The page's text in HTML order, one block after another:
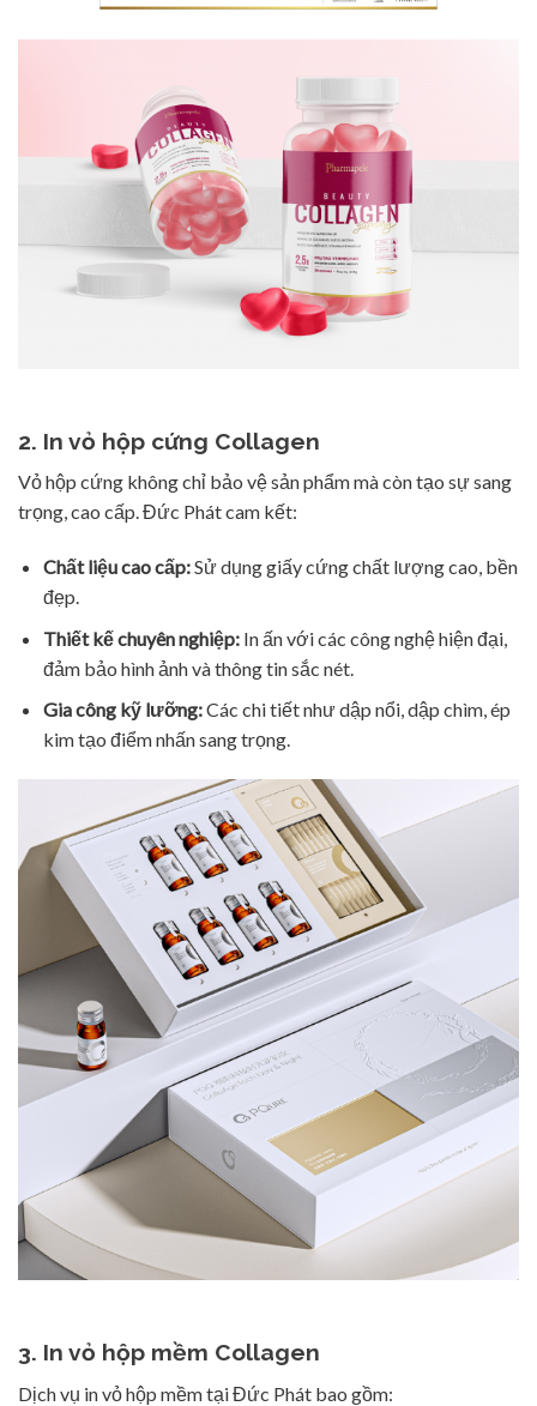
2. In vỏ hộp cứng Collagen
Vỏ hộp cứng không chỉ bảo vệ sản phẩm mà còn tạo sự sang
trọng, cao cấp. Đức Phát cam kết:
Chất liệu cao cấp:Sử dụng giấy cứng chất lượng cao, bền
đẹp.
Thiết kế chuyên nghiệp:In ấn với các công nghệ hiện đại,
đảm bảo hình ảnh và thông tin sắc nét.
Gia công kỹ lưỡng:Các chi tiết như dập nổi, dập chìm, ép
kim tạo điểm nhấn sang trọng.
3. In vỏ hộp mềm Collagen
Dịch vụ in vỏ hộp mềm tại Đức Phát bao gồm: